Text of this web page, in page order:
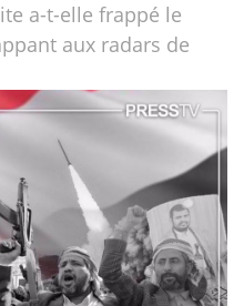
a-t-elle frappé le
aux radars de